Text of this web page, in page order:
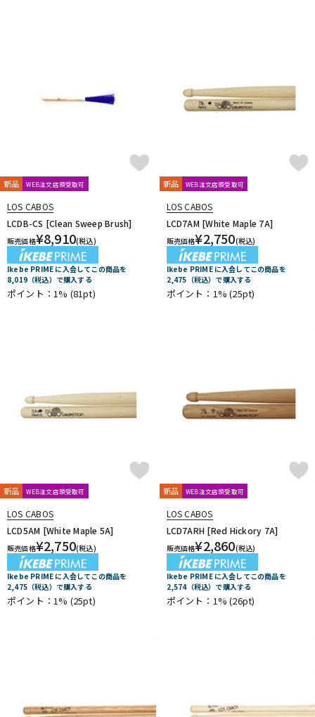
新品 WEB注文店頭受取可
LOS CABOS
LCDB-CS [Clean Sweep Brush]
販売価格¥8,910(税込)
Ikebe PRIME に入会してこの商品を
8,019（税込）で購入する
ポイント：1% (81pt)
新品 WEB注文店頭受取可
LOS CABOS
LCD7AM [White Maple 7A]
販売価格¥2,750(税込)
Ikebe PRIME に入会してこの商品を
2,475（税込）で購入する
ポイント：1%(25pt)
新品 WEB注文店頭受取可
LOS CABOS
LCD5AM [White Maple 5A]
販売価格¥2,750(税込)
Ikebe PRIME に入会してこの商品を
2,475（税込）で購入する
ポイント：1% (25pt)
新品 WEB注文店頭受取可
LOS CABOS
LCD7ARH [Red Hickory 7A]
販売価格¥2,860(税込)
Ikebe PRIME に入会してこの商品を
2,574（税込）で購入する
ポイント：1%(26pt)